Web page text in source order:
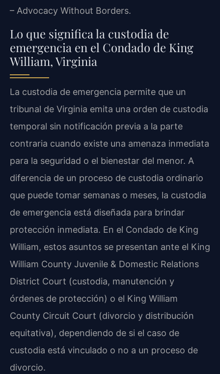
– Advocacy Without Borders.
Lo que significa la custodia de
emergencia en el Condado de King
William, Virginia
La custodia de emergencia permite que un
tribunal de Virginia emita una orden de custodia
temporal sin notificación previa a la parte
contraria cuando existe una amenaza inmediata
para la seguridad o el bienestar del menor. A
diferencia de un proceso de custodia ordinario
que puede tomar semanas o meses, la custodia
de emergencia está diseñada para brindar
protección inmediata. En el Condado de King
William, estos asuntos se presentan ante el King
William County Juvenile & Domestic Relations
District Court (custodia, manutención y
órdenes de protección) o el King William
County Circuit Court (divorcio y distribución
equitativa), dependiendo de si el caso de
custodia está vinculado o no a un proceso de
divorcio.